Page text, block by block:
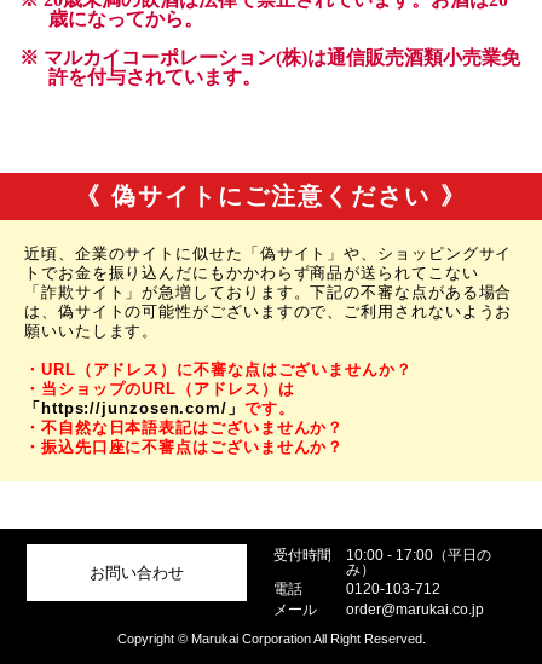
《 偽サイトにご注意ください 》
近頃、企業のサイトに似せた「偽サイト」や、ショッピングサイ
トでお金を振り込んだにもかかわらず商品が送られてこない
「詐欺サイト」が急増しております。下記の不審な点がある場合
は、偽サイトの可能性がございますので、ご利用されないようお
願いいたします。
・URL（アドレス）に不審な点はございませんか？
・当ショップのURL（アドレス）は
「https://junzosen.com/」 です。
・不自然な日本語表記はございませんか？
・振込先口座に不審点はございませんか？
お問い合わせ
受付時間
10:00 - 17:00（平日の
み）
電話
0120-103-712
メール
order@marukai.co.jp
Copyright © Marukai Corporation All Right Reserved.